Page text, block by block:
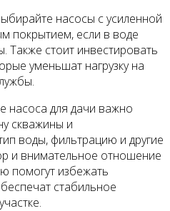
насосы с усиленной
покрытием, если в воде
Также стоит инвестировать
уменьшат нагрузку на
насоса для дачи важно
скважины и
воды, фильтрацию и другие
и внимательное отношение
помогут избежать
стабильное